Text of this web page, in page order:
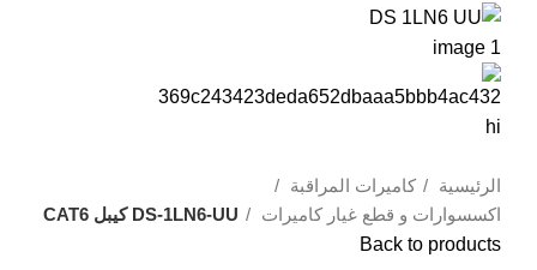
الرئيسية
كاميرات المراقبة
اكسسوارات و قطع غيار كاميرات
DS-1LN6-UU كيبل CAT6
Back to products